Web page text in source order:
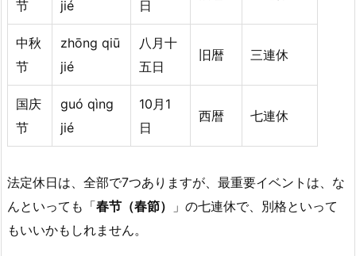
节
jié
日
中秋
节
zhōng qiū
jié
八月十
五日
旧暦 三連休
国庆
节
ɡuó qìnɡ
jié
10月1
日
西暦 七連休
法定休日は、全部で7つありますが、最重要イベントは、な
んといっても「春节（春節）
」の七連休で、別格といって
もいいかもしれません。